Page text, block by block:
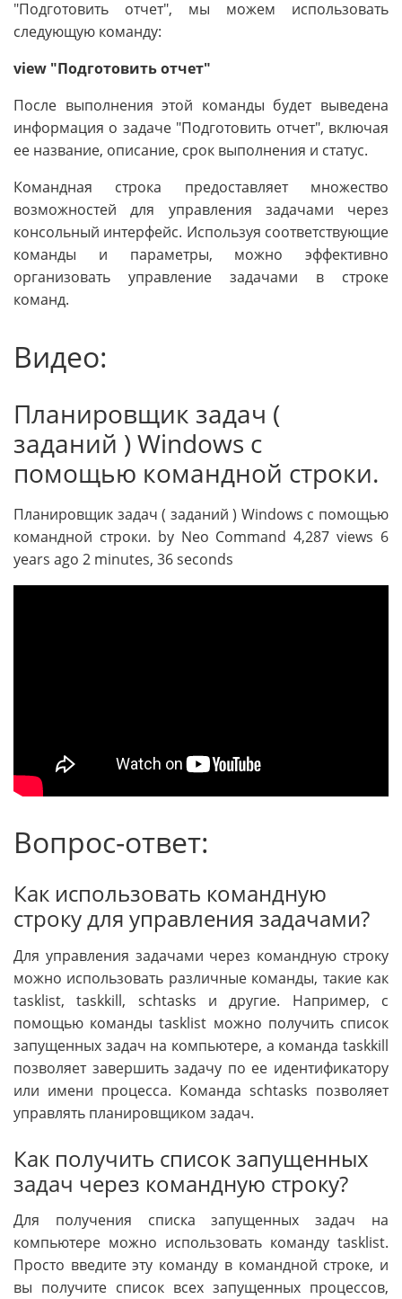
"Подготовить отчет", мы можем использовать
следующую команду:
view "Подготовить отчет"
После выполнения этой команды будет выведена
информация о задаче "Подготовить отчет", включая
ее название, описание, срок выполнения и статус.
Командная строка предоставляет множество
возможностей для управления задачами через
консольный интерфейс. Используя соответствующие
команды и параметры, можно эффективно
организовать управление задачами в строке
команд.
Видео:
Планировщик задач (
заданий ) Windows с
помощью командной строки.
Планировщик задач ( заданий ) Windows с помощью
командной строки. by Neo Command 4,287 views 6
years ago 2 minutes, 36 seconds
Вопрос-ответ:
Как использовать командную
строку для управления задачами?
Для управления задачами через командную строку
можно использовать различные команды, такие как
tasklist, taskkill, schtasks и другие. Например, с
помощью команды tasklist можно получить список
запущенных задач на компьютере, а команда taskkill
позволяет завершить задачу по ее идентификатору
или имени процесса. Команда schtasks позволяет
управлять планировщиком задач.
Как получить список запущенных
задач через командную строку?
Для получения списка запущенных задач на
компьютере можно использовать команду tasklist.
Просто введите эту команду в командной строке, и
вы получите список всех запущенных процессов,